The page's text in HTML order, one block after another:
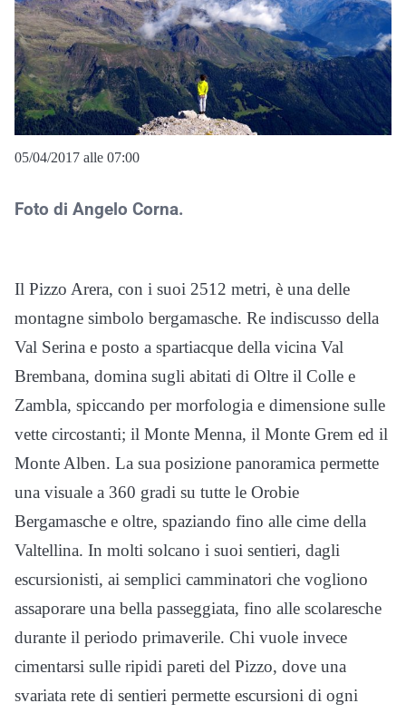
05/04/2017 alle 07:00
Foto di Angelo Corna.
Il Pizzo Arera, con i suoi 2512 metri, è una delle
montagne simbolo bergamasche. Re indiscusso della
Val Serina e posto a spartiacque della vicina Val
Brembana, domina sugli abitati di Oltre il Colle e
Zambla, spiccando per morfologia e dimensione sulle
vette circostanti; il Monte Menna, il Monte Grem ed il
Monte Alben. La sua posizione panoramica permette
una visuale a 360 gradi su tutte le Orobie
Bergamasche e oltre, spaziando fino alle cime della
Valtellina. In molti solcano i suoi sentieri, dagli
escursionisti, ai semplici camminatori che vogliono
assaporare una bella passeggiata, fino alle scolaresche
durante il periodo primaverile. Chi vuole invece
cimentarsi sulle ripidi pareti del Pizzo, dove una
svariata rete di sentieri permette escursioni di ogni